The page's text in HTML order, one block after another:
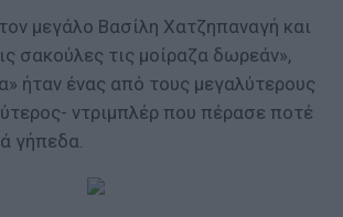
μεγάλο Βασίλη Χατζηπαναγή και
σακούλες τις μοίραζα δωρεάν»,
ήταν ένας από τους μεγαλύτερους
ντριμπλέρ που πέρασε ποτέ
γήπεδα.